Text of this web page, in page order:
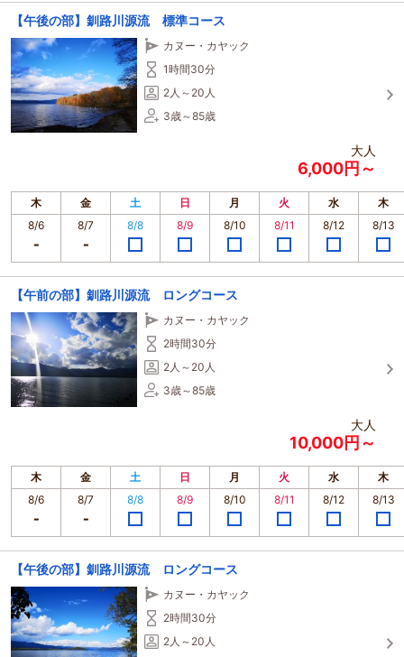
【午後の部】釧路川源流 標準コース
カヌー・カヤック
1時間30分
2人～20人
3歳～85歳
大人
6,000円～
木 金 土 日 月 火 水
木
8/6
8/7 8/8 8/9 8/10 8/11 8/12 8/13
【午前の部】釧路川源流 ロングコース
カヌー・カヤック
2時間30分
2人～20人
3歳～85歳
大人
10,000円～
木 金 土 日 月 火 水
木
8/6
8/7 8/8 8/9 8/10 8/11 8/12 8/13
【午後の部】釧路川源流 ロングコース
カヌー・カヤック
2時間30分
2人～20人